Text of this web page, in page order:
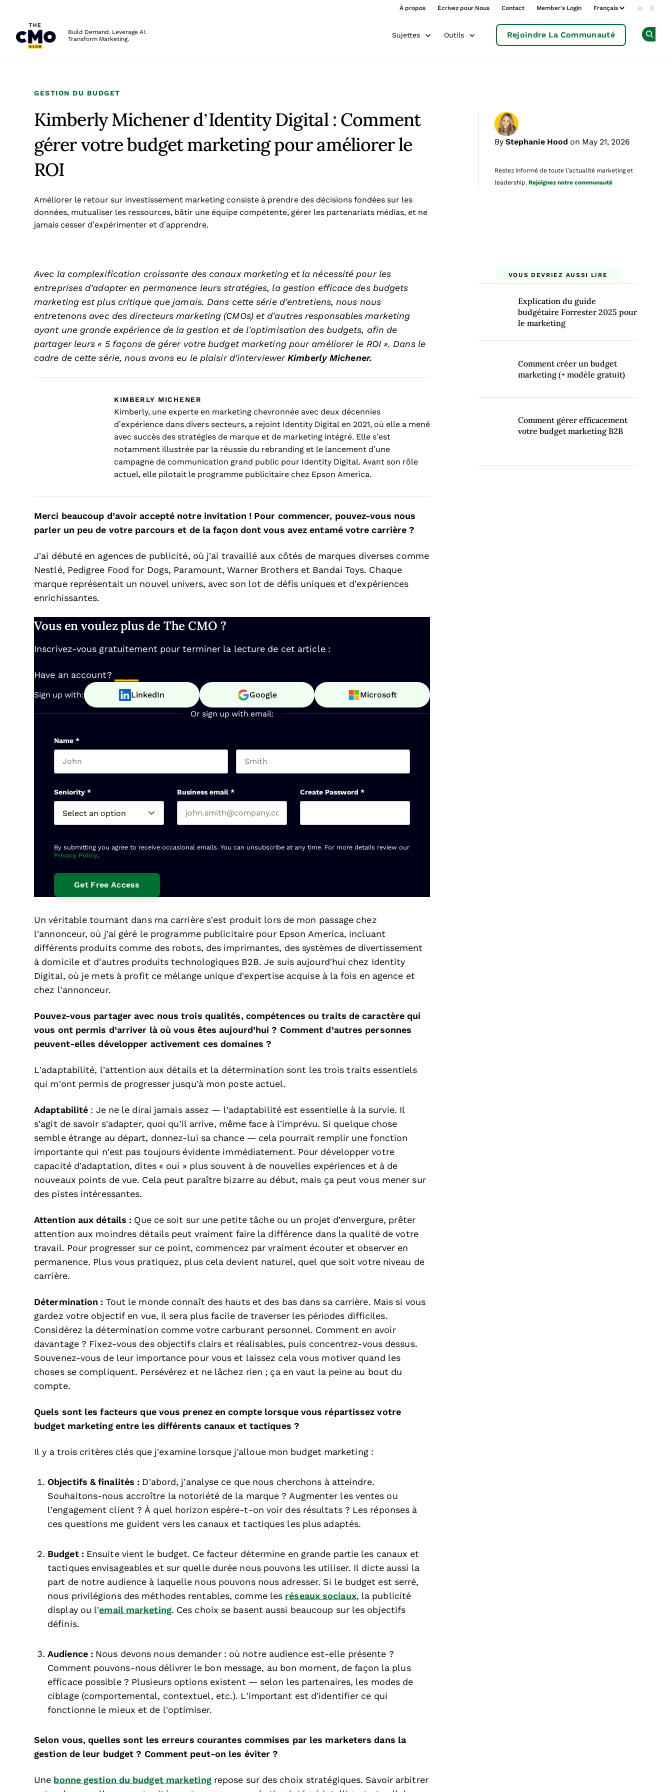
À propos Écrivez pour Nous Contact Member's Login Add us
Build Demand. Leverage AI.
Transform Marketing.
Sujettes Outils Rejoindre La Communauté
GESTION DU BUDGET
Kimberly Michener d’Identity Digital : Comment
gérer votre budget marketing pour améliorer le
ROI
By Stephanie Hood on May 21, 2026
Restez informé de toute l’actualité marketing et
leadership. Rejoignez notre communauté
Améliorer le retour sur investissement marketing consiste à prendre des décisions fondées sur les
données, mutualiser les ressources, bâtir une équipe compétente, gérer les partenariats médias, et ne
jamais cesser d’expérimenter et d’apprendre.
Avec la complexification croissante des canaux marketing et la nécessité pour les
entreprises d'adapter en permanence leurs stratégies, la gestion efficace des budgets
marketing est plus critique que jamais. Dans cette série d'entretiens, nous nous
entretenons avec des directeurs marketing (CMOs) et d'autres responsables marketing
ayant une grande expérience de la gestion et de l'optimisation des budgets, afin de
partager leurs « 5 façons de gérer votre budget marketing pour améliorer le ROI ». Dans le
cadre de cette série, nous avons eu le plaisir d'interviewerKimberly Michener.
KIMBERLY MICHENER
Kimberly, une experte en marketing chevronnée avec deux décennies
d’expérience dans divers secteurs, a rejoint Identity Digital en 2021, où elle a mené
avec succès des stratégies de marque et de marketing intégré. Elle s’est
notamment illustrée par la réussie du rebranding et le lancement d’une
campagne de communication grand public pour Identity Digital. Avant son rôle
actuel, elle pilotait le programme publicitaire chez Epson America.
Merci beaucoup d’avoir accepté notre invitation ! Pour commencer, pouvez-vous nous
parler un peu de votre parcours et de la façon dont vous avez entamé votre carrière ?
J’ai débuté en agences de publicité, où j’ai travaillé aux côtés de marques diverses comme
Nestlé, Pedigree Food for Dogs, Paramount, Warner Brothers et Bandai Toys. Chaque
marque représentait un nouvel univers, avec son lot de défis uniques et d’expériences
enrichissantes.
Vous en voulez plus de The CMO ?
Inscrivez-vous gratuitement pour terminer la lecture de cet article :
Have an account? Log In
Sign up with: LinkedIn Google Microsoft
Or sign up with email:
Name *
Seniority * Business email * Create Password *
By submitting you agree to receive occasional emails. You can unsubscribe at any time. For more details review our
Privacy Policy.
Un véritable tournant dans ma carrière s’est produit lors de mon passage chez
l’annonceur, où j’ai géré le programme publicitaire pour Epson America, incluant
différents produits comme des robots, des imprimantes, des systèmes de divertissement
à domicile et d'autres produits technologiques B2B. Je suis aujourd’hui chez Identity
Digital, où je mets à profit ce mélange unique d’expertise acquise à la fois en agence et
chez l’annonceur.
Pouvez-vous partager avec nous trois qualités, compétences ou traits de caractère qui
vous ont permis d’arriver là où vous êtes aujourd’hui ? Comment d’autres personnes
peuvent-elles développer activement ces domaines ?
L’adaptabilité, l’attention aux détails et la détermination sont les trois traits essentiels
qui m’ont permis de progresser jusqu’à mon poste actuel.
Adaptabilité : Je ne le dirai jamais assez — l’adaptabilité est essentielle à la survie. Il
s’agit de savoir s’adapter, quoi qu’il arrive, même face à l’imprévu. Si quelque chose
semble étrange au départ, donnez-lui sa chance — cela pourrait remplir une fonction
importante qui n'est pas toujours évidente immédiatement. Pour développer votre
capacité d’adaptation, dites « oui » plus souvent à de nouvelles expériences et à de
nouveaux points de vue. Cela peut paraître bizarre au début, mais ça peut vous mener sur
des pistes intéressantes.
Attention aux détails : Que ce soit sur une petite tâche ou un projet d’envergure, prêter
attention aux moindres détails peut vraiment faire la différence dans la qualité de votre
travail. Pour progresser sur ce point, commencez par vraiment écouter et observer en
permanence. Plus vous pratiquez, plus cela devient naturel, quel que soit votre niveau de
carrière.
Détermination : Tout le monde connaît des hauts et des bas dans sa carrière. Mais si vous
gardez votre objectif en vue, il sera plus facile de traverser les périodes difficiles.
Considérez la détermination comme votre carburant personnel. Comment en avoir
davantage ? Fixez-vous des objectifs clairs et réalisables, puis concentrez-vous dessus.
Souvenez-vous de leur importance pour vous et laissez cela vous motiver quand les
choses se compliquent. Persévérez et ne lâchez rien ; ça en vaut la peine au bout du
compte.
Quels sont les facteurs que vous prenez en compte lorsque vous répartissez votre
budget marketing entre les différents canaux et tactiques ?
Il y a trois critères clés que j’examine lorsque j’alloue mon budget marketing :
Objectifs & finalités : D’abord, j’analyse ce que nous cherchons à atteindre.
Souhaitons-nous accroître la notoriété de la marque ? Augmenter les ventes ou
l’engagement client ? À quel horizon espère-t-on voir des résultats ? Les réponses à
ces questions me guident vers les canaux et tactiques les plus adaptés.
Budget :Ensuite vient le budget. Ce facteur détermine en grande partie les canaux et
tactiques envisageables et sur quelle durée nous pouvons les utiliser. Il dicte aussi la
part de notre audience à laquelle nous pouvons nous adresser. Si le budget est serré,
nous privilégions des méthodes rentables, comme les réseaux sociaux, la publicité
display ou l’email marketing. Ces choix se basent aussi beaucoup sur les objectifs
définis.
Audience : Nous devons nous demander : où notre audience est-elle présente ?
Comment pouvons-nous délivrer le bon message, au bon moment, de façon la plus
efficace possible ? Plusieurs options existent — selon les partenaires, les modes de
ciblage (comportemental, contextuel, etc.). L’important est d’identifier ce qui
fonctionne le mieux et de l’optimiser.
Selon vous, quelles sont les erreurs courantes commises par les marketers dans la
gestion de leur budget ? Comment peut-on les éviter ?
Une bonne gestion du budget marketingrepose sur des choix stratégiques. Savoir arbitrer
VOUS DEVRIEZ AUSSI LIRE
Explication du guide
budgétaire Forrester 2025 pour
le marketing
Comment créer un budget
marketing (+ modèle gratuit)
Comment gérer efficacement
votre budget marketing B2B